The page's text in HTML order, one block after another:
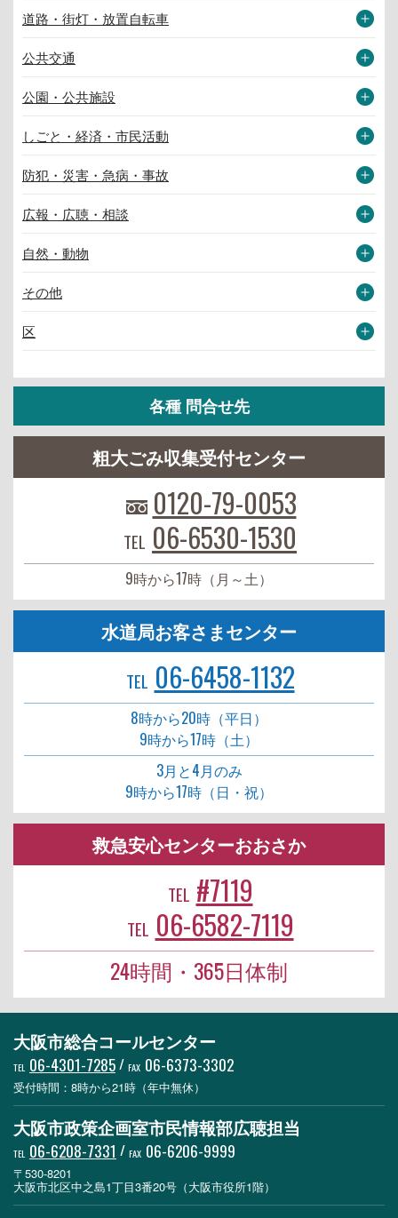
道路・街灯・放置自転車
公共交通
公園・公共施設
しごと・経済・市民活動
防犯・災害・急病・事故
広報・広聴・相談
自然・動物
その他
区
各種 問合せ先
粗大ごみ収集受付センター
0120-79-0053
TEL 06-6530-1530
9時から17時（月～土）
水道局お客さまセンター
TEL 06-6458-1132
8時から20時（平日）
9時から17時（土）
3月と4月のみ
9時から17時（日・祝）
救急安心センターおおさか
TEL #7119
TEL 06-6582-7119
24時間・365日体制
大阪市総合コールセンター
TEL 06-4301-7285/ FAX 06-6373-3302
受付時間：8時から21時（年中無休）
大阪市政策企画室市民情報部広聴担当
TEL 06-6208-7331 / FAX 06-6206-9999
〒530-8201
大阪市北区中之島1丁目3番20号（大阪市役所1階）